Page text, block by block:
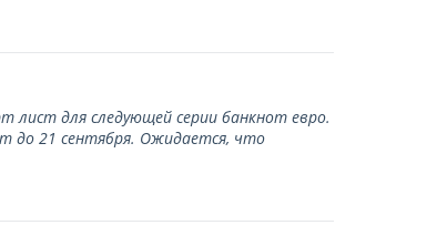
лист для следующей серии банкнот евро.
до 21 сентября. Ожидается, что